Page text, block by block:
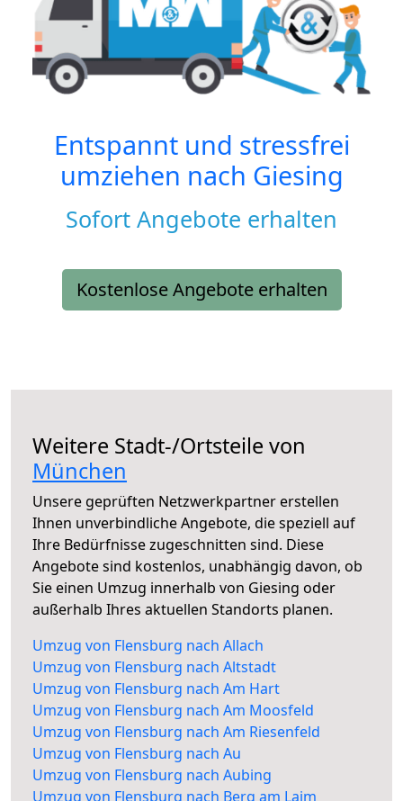
Entspannt und stressfrei
umziehen nach Giesing
Sofort Angebote erhalten
Kostenlose Angebote erhalten
Weitere Stadt-/Ortsteile von
München
Unsere geprüften Netzwerkpartner erstellen
Ihnen unverbindliche Angebote, die speziell auf
Ihre Bedürfnisse zugeschnitten sind. Diese
Angebote sind kostenlos, unabhängig davon, ob
Sie einen Umzug innerhalb von Giesing oder
außerhalb Ihres aktuellen Standorts planen.
Umzug von Flensburg nach Allach
Umzug von Flensburg nach Altstadt
Umzug von Flensburg nach Am Hart
Umzug von Flensburg nach Am Moosfeld
Umzug von Flensburg nach Am Riesenfeld
Umzug von Flensburg nach Au
Umzug von Flensburg nach Aubing
Umzug von Flensburg nach Berg am Laim